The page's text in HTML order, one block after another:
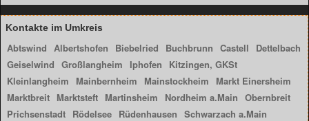
Kontakte im Umkreis
Abtswind Albertshofen Biebelried Buchbrunn Castell
Dettelbach
Geiselwind Großlangheim Iphofen
Kitzingen, GKSt
Kleinlangheim
Mainbernheim Mainstockheim
Markt Einersheim
Marktbreit Marktsteft Martinsheim Nordheim a.Main Obernbreit
Prichsenstadt Rödelsee Rüdenhausen Schwarzach a.Main